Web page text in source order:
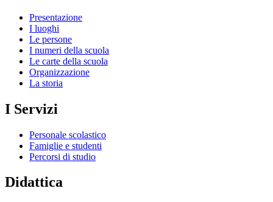
Presentazione
I luoghi
Le persone
I numeri della scuola
Le carte della scuola
Organizzazione
La storia
I Servizi
Personale scolastico
Famiglie e studenti
Percorsi di studio
Didattica